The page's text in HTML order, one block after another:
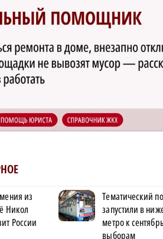
из
Никол
России
Тематический
запустили в
метро к
выборам